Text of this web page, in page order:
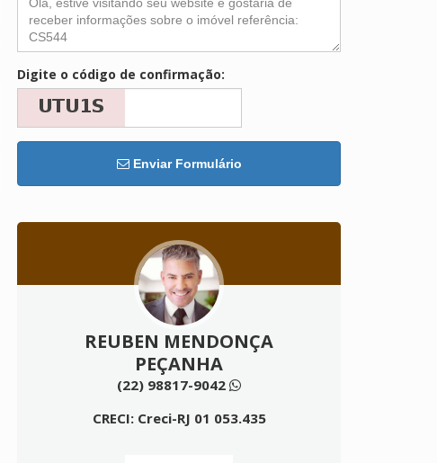
Digite o código de confirmação:
Enviar Formulário
REUBEN MENDONÇA
PEÇANHA
(22) 98817-9042
CRECI: Creci-RJ 01 053.435